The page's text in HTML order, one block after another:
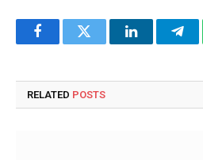
FacebookTwitter LinkedIn
RELATED POSTS